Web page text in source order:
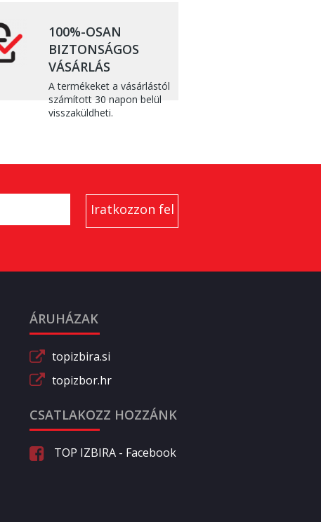
100%-OSAN
BIZTONSÁGOS
VÁSÁRLÁS
A termékeket a vásárlástól
számított 30 napon belül
visszaküldheti.
ÁRUHÁZAK
topizbira.si
topizbor.hr
CSATLAKOZZ HOZZÁNK
TOP IZBIRA - Facebook